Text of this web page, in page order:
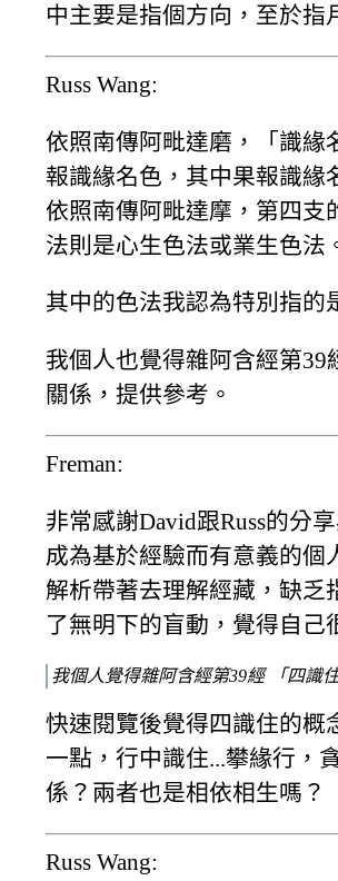
中主要是指個方向，至於
Russ Wang:
依照南傳阿毗達磨，「識緣
報識緣名色，其中果報識緣
依照南傳阿毗達摩，第四支
法則是心生色法或業生色法
其中的色法我認為特別指的
我個人也覺得雜阿含經第
關係，提供參考。
Freman:
非常感謝David跟Russ的分
成為基於經驗而有意義的個
解析帶著去理解經藏，缺乏
了無明下的盲動，覺得自
我個人覺得雜阿含經第39經 「四識
快速閱覽後覺得四識住的概
一點，行中識住...攀緣行，
係？兩者也是相依相生嗎？
Russ Wang: